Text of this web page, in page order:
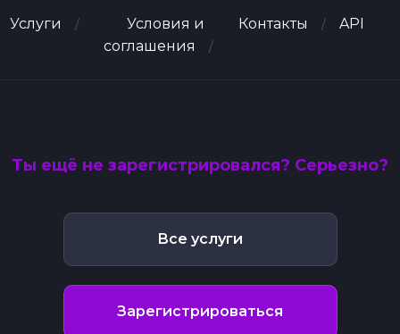
Услуги
Условия и
соглашения
Контакты API
Ты ещё не зарегистрировался? Серьезно?
Все услуги
Зарегистрироваться